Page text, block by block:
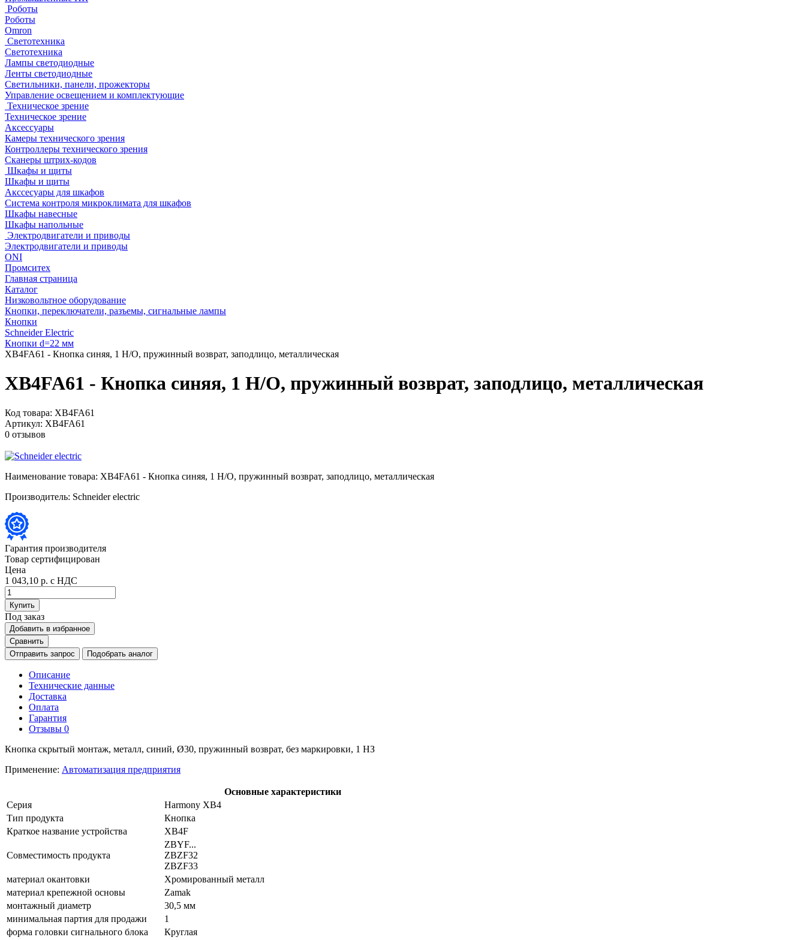
Роботы
Роботы
Omron
Светотехника
Светотехника
Лампы светодиодные
Ленты светодиодные
Светильники, панели, прожекторы
Управление освещением и комплектующие
Техническое зрение
Техническое зрение
Аксессуары
Камеры технического зрения
Контроллеры технического зрения
Сканеры штрих-кодов
Шкафы и щиты
Шкафы и щиты
Акссесуары для шкафов
Система контроля микроклимата для шкафов
Шкафы навесные
Шкафы напольные
Электродвигатели и приводы
Электродвигатели и приводы
ONI
Промситех
Главная страница
Каталог
Низковольтное оборудование
Кнопки, переключатели, разъемы, сигнальные лампы
Кнопки
Schneider Electric
Кнопки d=22 мм
XB4FA61 - Кнопка синяя, 1 Н/О, пружинный возврат, заподлицо, металлическая
XB4FA61 - Кнопка синяя, 1 Н/О, пружинный возврат, заподлицо, металлическая
Код товара: XB4FA61
Артикул: XB4FA61
0 отзывов
Наименование товара: XB4FA61 - Кнопка синяя, 1 Н/О, пружинный возврат, заподлицо, металлическая
Производитель: Schneider electric
Гарантия производителя
Товар сертифицирован
Цена
1 043,10 р. с НДС
Купить
Под заказ
Добавить в избранное
Сравнить
Отправить запрос
Подобрать аналог
Описание
Технические данные
Доставка
Оплата
Гарантия
Отзывы 0
Кнопка скрытый монтаж, металл, синий, Ø30, пружинный возврат, без маркировки, 1 НЗ
Применение: Автоматизация предприятия
Основные характеристики
Серия
Harmony XB4
Тип продукта
Кнопка
Краткое название устройства
XB4F
Совместимость продукта
ZBYF...
ZBZF32
ZBZF33
материал окантовки
Хромированный металл
материал крепежной основы
Zamak
монтажный диаметр
30,5 мм
минимальная партия для продажи
1
форма головки сигнального блока
Круглая